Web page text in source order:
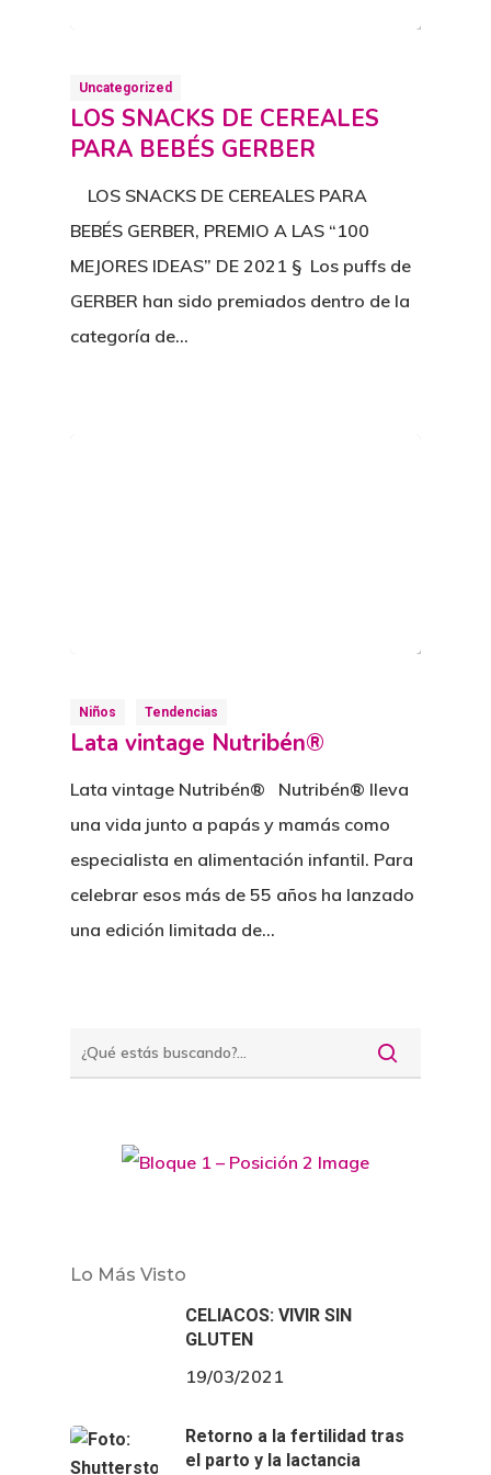
Uncategorized
LOS SNACKS DE CEREALES
PARA BEBÉS GERBER
LOS SNACKS DE CEREALES PARA
BEBÉS GERBER, PREMIO A LAS “100
MEJORES IDEAS” DE 2021 § Los puffs de
GERBER han sido premiados dentro de la
categoría de…
Niños Tendencias
Lata vintage Nutribén®
Lata vintage Nutribén® Nutribén® lleva
una vida junto a papás y mamás como
especialista en alimentación infantil. Para
celebrar esos más de 55 años ha lanzado
una edición limitada de…
Lo Más Visto
CELIACOS: VIVIR SIN
GLUTEN
19/03/2021
Retorno a la fertilidad tras
el parto y la lactancia